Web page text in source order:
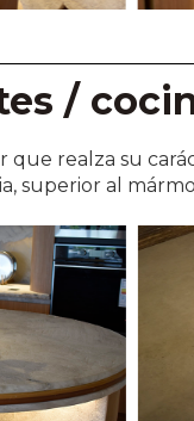
/
que realza su
superior al